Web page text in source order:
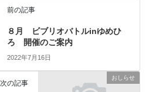
前の記事
８月 ビブリオバトルinゆめひ
ろ 開催のご案内
2022年7月16日
おしらせ
次の記事